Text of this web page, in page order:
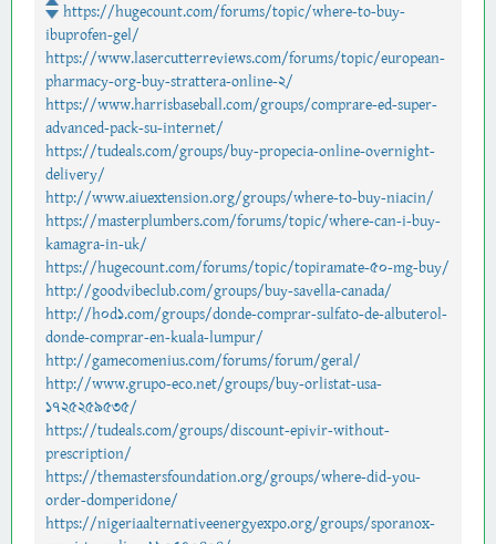
https://hugecount.com/forums/topic/where-to-buy-
ibuprofen-gel/
https://www.lasercutterreviews.com/forums/topic/european-
pharmacy-org-buy-strattera-online-2/
https://www.harrisbaseball.com/groups/comprare-ed-super-
advanced-pack-su-internet/
https://tudeals.com/groups/buy-propecia-online-overnight-
delivery/
http://www.aiuextension.org/groups/where-to-buy-niacin/
https://masterplumbers.com/forums/topic/where-can-i-buy-
kamagra-in-uk/
https://hugecount.com/forums/topic/topiramate-50-mg-buy/
http://goodvibeclub.com/groups/buy-savella-canada/
http://h0d1.com/groups/donde-comprar-sulfato-de-albuterol-
donde-comprar-en-kuala-lumpur/
http://gamecomenius.com/forums/forum/geral/
http://www.grupo-eco.net/groups/buy-orlistat-usa-
1725259535/
https://tudeals.com/groups/discount-epivir-without-
prescription/
https://themastersfoundation.org/groups/where-did-you-
order-domperidone/
https://nigeriaalternativeenergyexpo.org/groups/sporanox-